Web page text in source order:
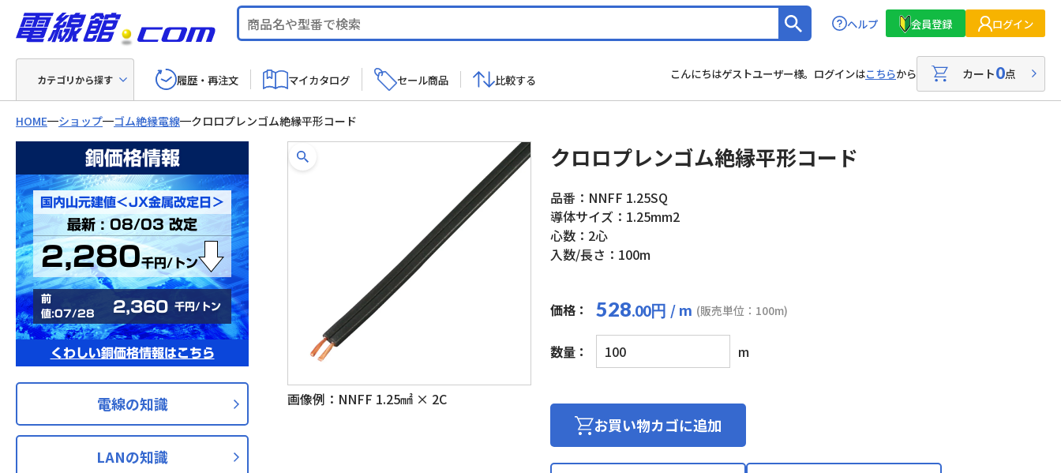
ヘルプ 会員登録 ログイン
カテゴリから探す 履歴・再注文 マイカタログ セール商品 比較する こんにちはゲストユーザー様。ログインはこちらから カート0点
HOME ショップ ゴム絶縁電線 クロロプレンゴム絶縁平形コード
銅価格情報
国内山元建値＜JX金属改定日＞
最新 : 08/03 改定
2,280千円/トン
前
値:07/28
2,360 千円/トン
くわしい銅価格情報はこちら
電線の知識
LANの知識
画像例：NNFF 1.25㎟ × 2C
クロロプレンゴム絶縁平形コード
品番：NNFF 1.25SQ
導体サイズ：1.25mm2
心数：2心
入数/長さ：100m
価格： 528.00円 / m (販売単位：100m)
数量：
ク
ロ
プ
m
お買い物カゴに追加